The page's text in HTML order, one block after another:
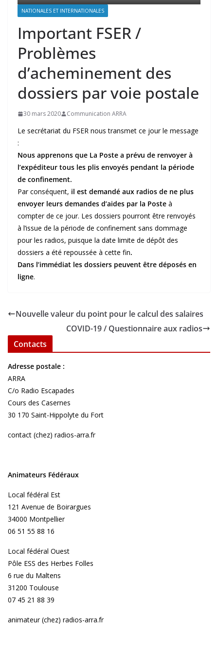
NATIONALES ET INTERNATIONALES
Important FSER /
Problèmes
d’acheminement des
dossiers par voie postale
30 mars 2020 Communication ARRA
Le secrétariat du FSER nous transmet ce jour le message
:
Nous apprenons que La Poste a prévu de renvoyer à
l’expéditeur tous les plis envoyés pendant la période
de confinement.
Par conséquent, il est demandé aux radios de ne plus
envoyer leurs demandes d’aides par la Poste à
compter de ce jour. Les dossiers pourront être renvoyés
à l’issue de la période de confinement sans dommage
pour les radios, puisque la date limite de dépôt des
dossiers a été repoussée à cette fin.
Dans l’immédiat les dossiers peuvent être déposés en
ligne.
Nouvelle valeur du point pour le calcul des salaires
COVID-19 / Questionnaire aux radios
Contacts
Adresse postale :
ARRA
C/o Radio Escapades
Cours des Casernes
30 170 Saint-Hippolyte du Fort
contact (chez) radios-arra.fr
Animateurs Fédéraux
Local fédéral Est
121 Avenue de Boirargues
34000 Montpellier
06 51 55 88 16
Local fédéral Ouest
Pôle ESS des Herbes Folles
6 rue du Maltens
31200 Toulouse
07 45 21 88 39
animateur (chez) radios-arra.fr